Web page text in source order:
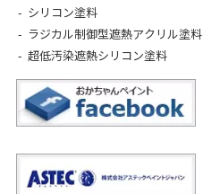
シリコン塗料
ラジカル制御型遮熱アクリル塗料
超低汚染遮熱シリコン塗料